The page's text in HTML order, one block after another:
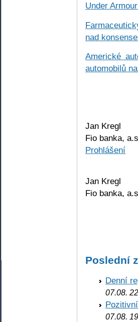
Under
nad
Americké
automobilů
Jan Kregl
Fio banka,
Prohlášení
Jan Kregl
Fio banka,
Poslední
Denní
07.08.
07.08.